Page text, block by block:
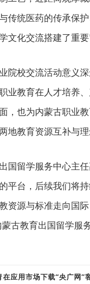
传统医药的传承保
文化交流搭建了重要
院校交流活动意义
业教育在人才培养
，也为内蒙古职业
地教育资源互补与理
国留学服务中心主
平台，后续我们将
资源与标准走向国
古教育出国留学服
应用市场下载“央广网